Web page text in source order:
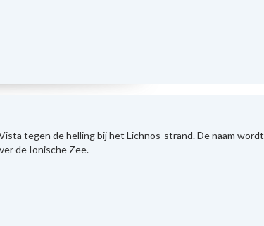
tegen de helling bij het Lichnos-strand. De naam wordt
de Ionische Zee.